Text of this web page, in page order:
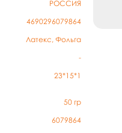
РОССИЯ
4690296079864
Латекс, Фольга
-
23*15*1
50 гр
6079864